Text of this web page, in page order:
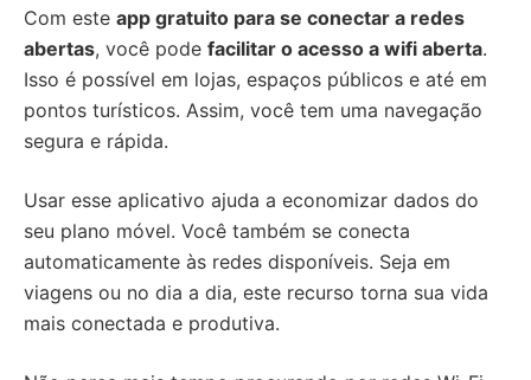
Com este app gratuito para se conectar a redes
abertas, você pode facilitar o acesso a wifi aberta.
Isso é possível em lojas, espaços públicos e até em
pontos turísticos. Assim, você tem uma navegação
segura e rápida.
Usar esse aplicativo ajuda a economizar dados do
seu plano móvel. Você também se conecta
automaticamente às redes disponíveis. Seja em
viagens ou no dia a dia, este recurso torna sua vida
mais conectada e produtiva.